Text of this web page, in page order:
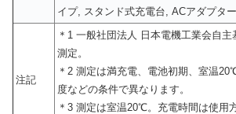
イプ, スタンド式充電台, ACアダプタ
注記
＊1 一般社団法人 日本電機工業会自主
測定。
＊2 測定は満充電、電池初期、室温
度などの条件で異なります。
＊3 測定は室温20℃。充電時間は使用